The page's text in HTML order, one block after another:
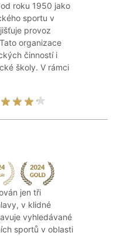
roku 1950 jako
sportu v
provoz
organizace
činností i
školy. V rámci
jen tři
v klidné
vyhledávané
sportů v oblasti